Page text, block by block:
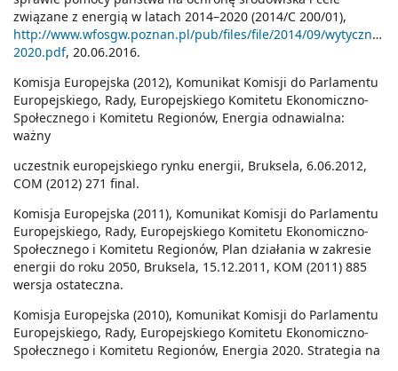
związane z energią w latach 2014–2020 (2014/C 200/01),
http://www.wfosgw.poznan.pl/pub/files/file/2014/09/
2020.pdf, 20.06.2016.
Komisja Europejska (2012), Komunikat Komisji do Parlamentu
Europejskiego, Rady, Europejskiego Komitetu Ekonomiczno-
Społecznego i Komitetu Regionów, Energia odnawialna:
ważny
uczestnik europejskiego rynku energii, Bruksela, 6.06.2012,
COM (2012) 271 final.
Komisja Europejska (2011), Komunikat Komisji do Parlamentu
Europejskiego, Rady, Europejskiego Komitetu Ekonomiczno-
Społecznego i Komitetu Regionów, Plan działania w zakresie
energii do roku 2050, Bruksela, 15.12.2011, KOM (2011) 885
wersja ostateczna.
Komisja Europejska (2010), Komunikat Komisji do Parlamentu
Europejskiego, Rady, Europejskiego Komitetu Ekonomiczno-
Społecznego i Komitetu Regionów, Energia 2020. Strategia na